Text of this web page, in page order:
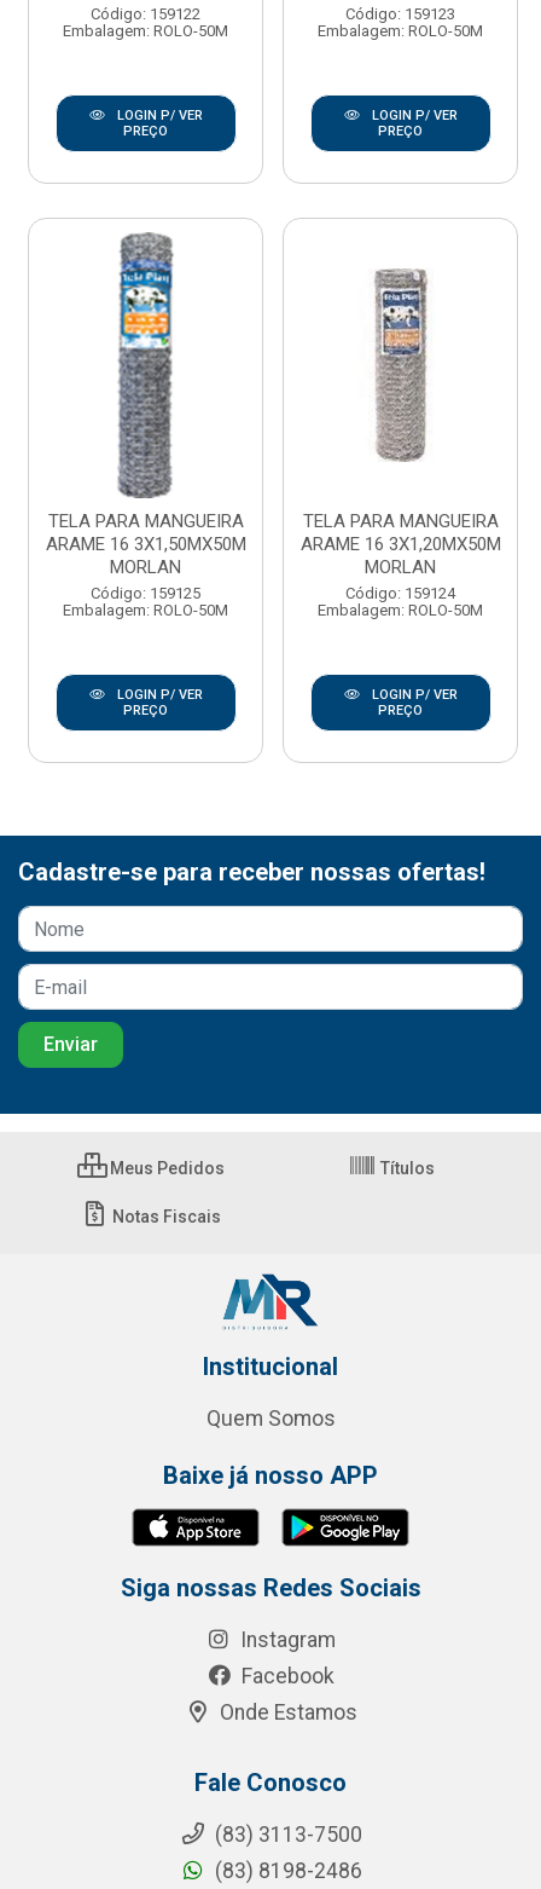
Código: 159122
Embalagem: ROLO-50M
LOGIN P/ VER
PREÇO
Código: 159123
Embalagem: ROLO-50M
LOGIN P/ VER
PREÇO
TELA PARA MANGUEIRA
ARAME 16 3X1,50MX50M
MORLAN
Código: 159125
Embalagem: ROLO-50M
LOGIN P/ VER
PREÇO
TELA PARA MANGUEIRA
ARAME 16 3X1,20MX50M
MORLAN
Código: 159124
Embalagem: ROLO-50M
LOGIN P/ VER
PREÇO
Cadastre-se para receber nossas ofertas!
Meus Pedidos Títulos
Notas Fiscais
Institucional
Quem Somos
Baixe já nosso APP
Siga nossas Redes Sociais
Instagram
Facebook
Onde Estamos
Fale Conosco
(83) 3113-7500
(83) 8198-2486